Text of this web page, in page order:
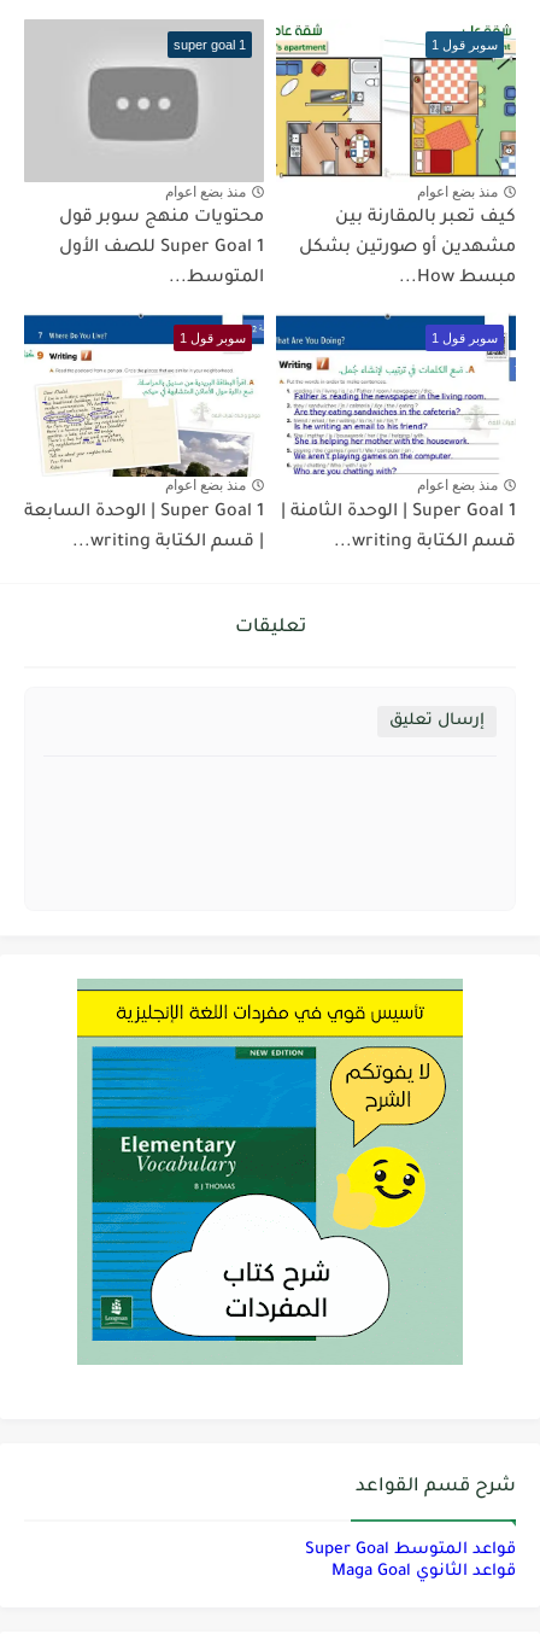
سوبر قول 1
منذ بضع اعوام
كيف تعبر بالمقارنة بين
مشهدين أو صورتين بشكل
مبسط How...
super goal 1
منذ بضع اعوام
محتويات منهج سوبر قول
Super Goal 1 للصف الأول
المتوسط...
سوبر قول 1
منذ بضع اعوام
Super Goal 1 | الوحدة الثامنة |
قسم الكتابة writing...
سوبر قول 1
منذ بضع اعوام
Super Goal 1 | الوحدة السابعة
| قسم الكتابة writing...
تعليقات
إرسال تعليق
شرح قسم القواعد
قواعد المتوسط Super Goal
قواعد الثانوي Maga Goal